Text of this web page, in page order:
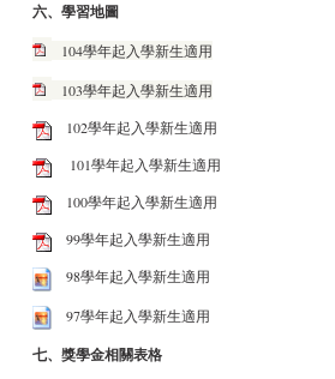
六、學習地圖
104學年起入學新生適用
103學年起入學新生適用
102學年起入學新生適用
101學年起入學新生適用
100學年起入學新生適用
99學年起入學新生適用
98學年起入學新生適用
97學年起入學新生適用
七、獎學金相關表格